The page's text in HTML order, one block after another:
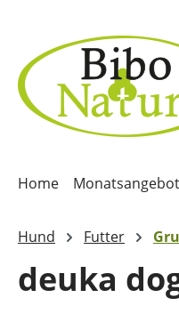
Home
Hund Futter
deuka